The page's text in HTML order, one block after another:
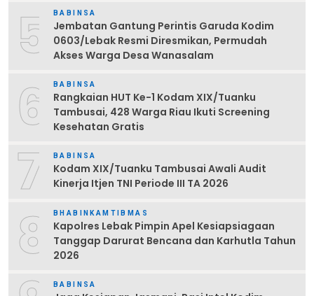
5 BABINSA
Jembatan Gantung Perintis Garuda Kodim
0603/Lebak Resmi Diresmikan, Permudah
Akses Warga Desa Wanasalam
6 BABINSA
Rangkaian HUT Ke-1 Kodam XIX/Tuanku
Tambusai, 428 Warga Riau Ikuti Screening
Kesehatan Gratis
7 BABINSA
Kodam XIX/Tuanku Tambusai Awali Audit
Kinerja Itjen TNI Periode III TA 2026
8 BHABINKAMTIBMAS
Kapolres Lebak Pimpin Apel Kesiapsiagaan
Tanggap Darurat Bencana dan Karhutla Tahun
2026
BABINSA